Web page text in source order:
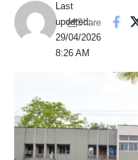
Last
updated:
29/04/2026
8:26 AM
Share